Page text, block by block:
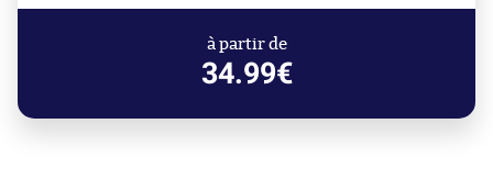
à partir de
34.99€